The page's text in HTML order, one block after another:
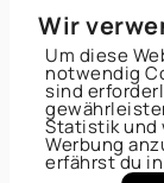
Wir
Um diese
notwendig
sind
Statistik und
Werbung
erfährst du